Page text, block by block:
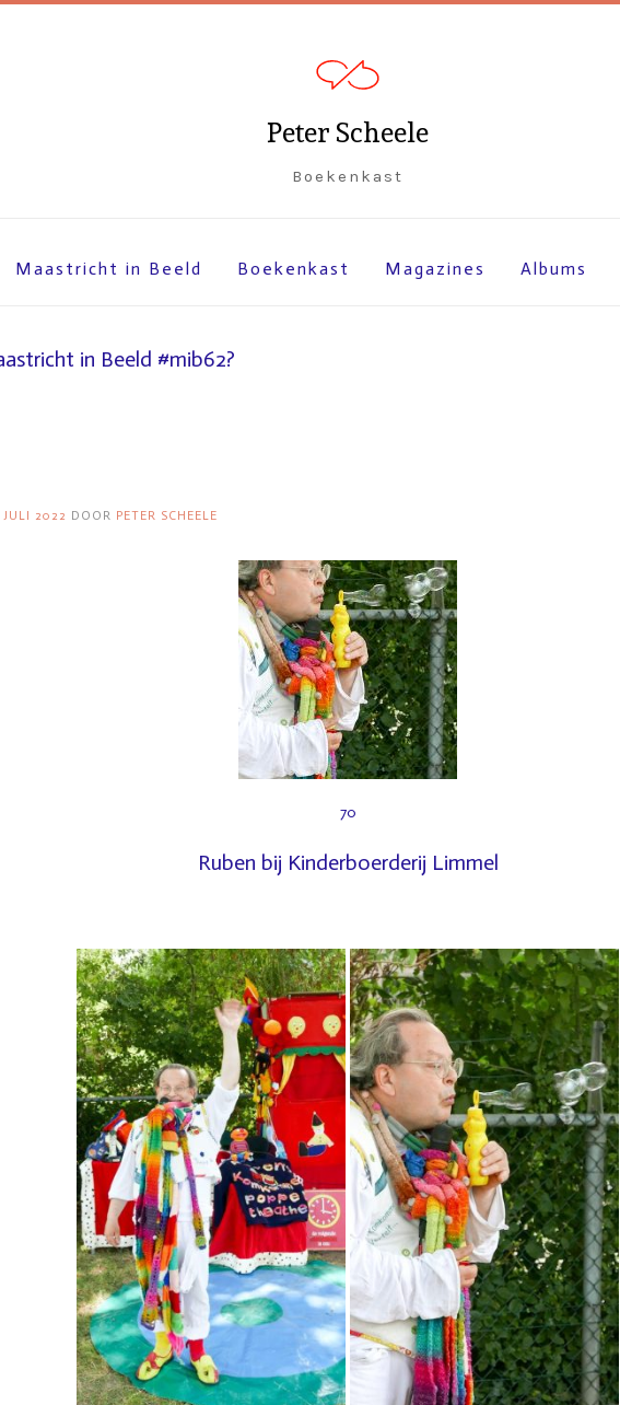
Peter Scheele
Boekenkast
Maastricht in Beeld Boekenkast Magazines Albums
in Beeld #mib62?
JULI 2022 DOOR PETER SCHEELE
70
Ruben bij Kinderboerderij Limmel